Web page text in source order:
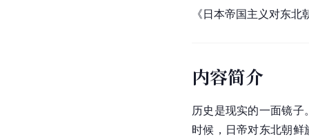
《日本帝国主义对东
内容简介
历史是现实的一面镜
时候，日帝对东北朝